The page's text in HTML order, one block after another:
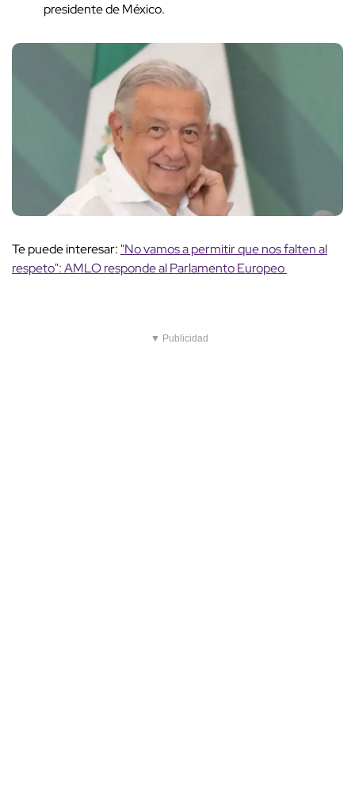
presidente de México.
Te puede interesar: "No vamos a permitir que nos falten al
respeto": AMLO responde al Parlamento Europeo
▼ Publicidad